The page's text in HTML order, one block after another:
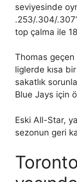
seviyesinde
.253/.304/
top çalma ile
Thomas geçen
liglerde kısa
sakatlık
Blue Jays için
Eski All-Star,
sezonun geri